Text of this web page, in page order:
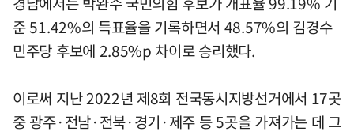
준 51.42%의 득표율을 기록하면서 48.57%의 김경수
민주당 후보에 2.85%p 차이로 승리했다.
이로써 지난 2022년 제8회 전국동시지방선거에서 17곳
중 광주·전남·전북·경기·제주 등 5곳을 가져가는 데 그